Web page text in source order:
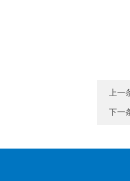
上一
下一